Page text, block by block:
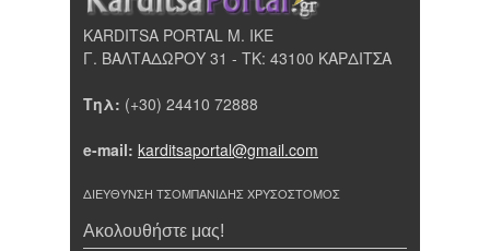
KARDITSA PORTAL Μ. ΙΚΕ
Γ. ΒΑΛΤΑΔΩΡΟΥ 31 - ΤΚ: 43100 ΚΑΡΔΙΤΣΑ
Τηλ: (+30) 24410 72888
e-mail: karditsaportal@gmail.com
ΔΙΕΥΘΥΝΣΗ ΤΣΟΜΠΑΝΙΔΗΣ ΧΡΥΣΟΣΤΟΜΟΣ
Ακολουθήστε μας!